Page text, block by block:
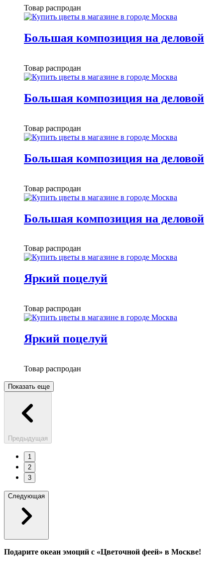
Товар распродан
Большая композиция на деловой
Товар распродан
Большая композиция на деловой
Товар распродан
Большая композиция на деловой
Товар распродан
Большая композиция на деловой
Товар распродан
Яркий поцелуй
Товар распродан
Яркий поцелуй
Товар распродан
Показать еще
Предыдущая
1
2
3
Следующая
Подарите океан эмоций с «Цветочной феей» в Москве!